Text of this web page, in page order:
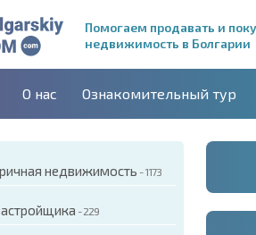
Помогаем продавать и
недвижимость в Болгарии
О нас Ознакомительный тур
недвижимость - 1173
- 229